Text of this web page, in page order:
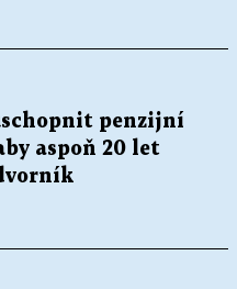
penzijní
aspoň 20 let